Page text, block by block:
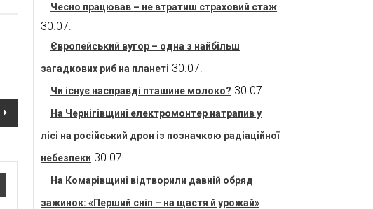
Чесно працював – не втратиш страховий стаж
30.07.
Європейський вугор – одна з найбільш
загадкових риб на планеті 30.07.
Чи існує насправді пташине молоко? 30.07.
На Чернігівщині електромонтер натрапив у
лісі на російський дрон із позначкою радіаційної
небезпеки 30.07.
На Комарівщині відтворили давній обряд
зажинок: «Перший сніп – на щастя й урожай»